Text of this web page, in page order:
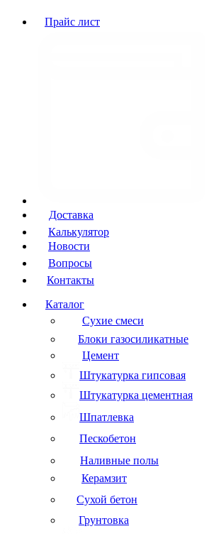
Прайс лист
Доставка
Калькулятор
Новости
Вопросы
Контакты
Каталог
Сухие смеси
Блоки газосиликатные
Цемент
Штукатурка гипсовая
Штукатурка цементная
Шпатлевка
Пескобетон
Наливные полы
Керамзит
Сухой бетон
Грунтовка